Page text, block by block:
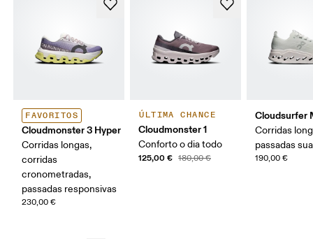
FAVORITOS
Cloudmonster 3 Hyper
Corridas longas,
corridas
cronometradas,
passadas responsivas
230,00 €
ÚLTIMA CHANCE
Cloudmonster 1
Conforto o dia todo
125,00 € 180,00 €
Cloudsurfer
Corridas
passadas
190,00 €